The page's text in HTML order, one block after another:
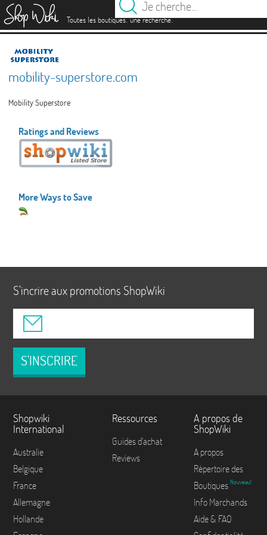
Toutes les boutiques.une recherche.
mobility-superstore.com
Mobility Superstore
Ratings and Reviews
More Ways to Save
S'incrire aux promotions ShopWiki
S'INSCRIRE
Shopwiki
International
Australie
Belgique
France
Allemagne
Hollande
Ressources
Guides d'achat
Reviews
A propos de
ShopWiki
A propos
Répertoire des
Boutiques Nouveau!
Info Marchands
Aide & FAQ